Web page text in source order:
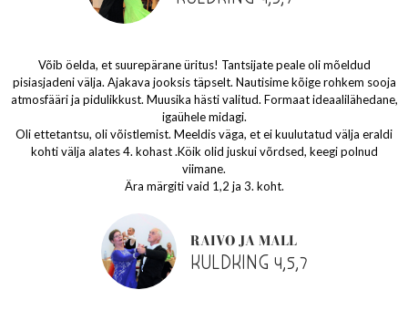
Võib öelda, et suurepärane üritus! Tantsijate peale oli mõeldud
pisiasjadeni välja. Ajakava jooksis täpselt. Nautisime kõige rohkem sooja
atmosfääri ja pidulikkust. Muusika hästi valitud. Formaat ideaalilähedane,
igaühele midagi.
Oli ettetantsu, oli võistlemist. Meeldis väga, et ei kuulutatud välja eraldi
kohti välja alates 4. kohast .Köik olid juskui võrdsed, keegi polnud
viimane.
Ära märgiti vaid 1,2 ja 3. koht.
RAIVO JA MALL
KULDKING 4,5,7